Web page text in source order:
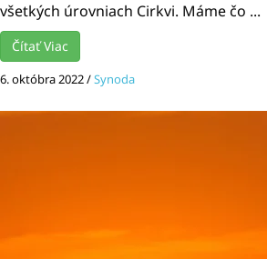
všetkých úrovniach Cirkvi. Máme čo ...
Čítať Viac
6. októbra 2022/Synoda